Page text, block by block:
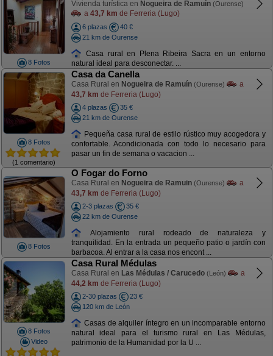
8 Fotos
Vivienda turística en Nogueira de Ramuín (Ourense)
a 43,7 km de Ferreria (Lugo)
6 plazas
40 €
21 km de Ourense
Casa rural en Plena Ribeira Sacra en un entorno
natural ideal para desconectar. ...
8 Fotos
(1 comentario)
Casa da Canella
Casa Rural en Nogueira de Ramuín (Ourense)
a
43,7 km de Ferreria (Lugo)
4 plazas
35 €
21 km de Ourense
Pequeña casa rural de estilo rústico muy acogedora y
confortable. Acondicionada con todo lo necesario para
pasar un fin de semana o vacacion ...
8 Fotos
O Fogar do Forno
Casa Rural en Nogueira de Ramuin (Ourense)
a
43,7 km de Ferreria (Lugo)
2-3 plazas
35 €
22 km de Ourense
Alojamiento rural rodeado de naturaleza y
tranquilidad. En la entrada un pequeño patio o jardín con
barbacoa. Al entrar a la casa nos encont ...
8 Fotos
Video
Casa Rural Médulas
Casa Rural en Las Médulas / Carucedo (León)
a
44,2 km de Ferreria (Lugo)
2-30 plazas
23 €
120 km de León
Casas de alquiler íntegro en un incomparable entorno
natural ideal para el turismo rural en Las Médulas,
patrimonio de la Humanidad por la U ...